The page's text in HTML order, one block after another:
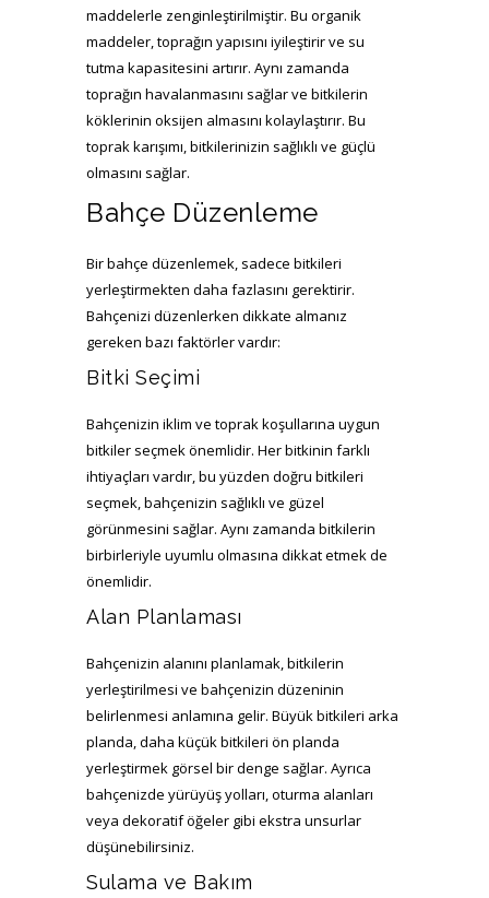
maddelerle zenginleştirilmiştir. Bu organik
maddeler, toprağın yapısını iyileştirir ve su
tutma kapasitesini artırır. Aynı zamanda
toprağın havalanmasını sağlar ve bitkilerin
köklerinin oksijen almasını kolaylaştırır. Bu
toprak karışımı, bitkilerinizin sağlıklı ve güçlü
olmasını sağlar.
Bahçe Düzenleme
Bir bahçe düzenlemek, sadece bitkileri
yerleştirmekten daha fazlasını gerektirir.
Bahçenizi düzenlerken dikkate almanız
gereken bazı faktörler vardır:
Bitki Seçimi
Bahçenizin iklim ve toprak koşullarına uygun
bitkiler seçmek önemlidir. Her bitkinin farklı
ihtiyaçları vardır, bu yüzden doğru bitkileri
seçmek, bahçenizin sağlıklı ve güzel
görünmesini sağlar. Aynı zamanda bitkilerin
birbirleriyle uyumlu olmasına dikkat etmek de
önemlidir.
Alan Planlaması
Bahçenizin alanını planlamak, bitkilerin
yerleştirilmesi ve bahçenizin düzeninin
belirlenmesi anlamına gelir. Büyük bitkileri arka
planda, daha küçük bitkileri ön planda
yerleştirmek görsel bir denge sağlar. Ayrıca
bahçenizde yürüyüş yolları, oturma alanları
veya dekoratif öğeler gibi ekstra unsurlar
düşünebilirsiniz.
Sulama ve Bakım